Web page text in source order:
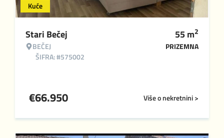
Kuće
Stari Bečej
BEČEJ
ŠIFRA: #575002
55m2
PRIZEMNA
Više o nekretnini >
€66.950